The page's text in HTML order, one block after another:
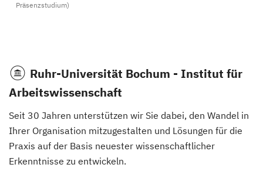
Präsenzstudium)
Ruhr-Universität Bochum - Institut für
Arbeitswissenschaft
Seit 30 Jahren unterstützen wir Sie dabei, den Wandel in
Ihrer Organisation mitzugestalten und Lösungen für die
Praxis auf der Basis neuester wissenschaftlicher
Erkenntnisse zu entwickeln.